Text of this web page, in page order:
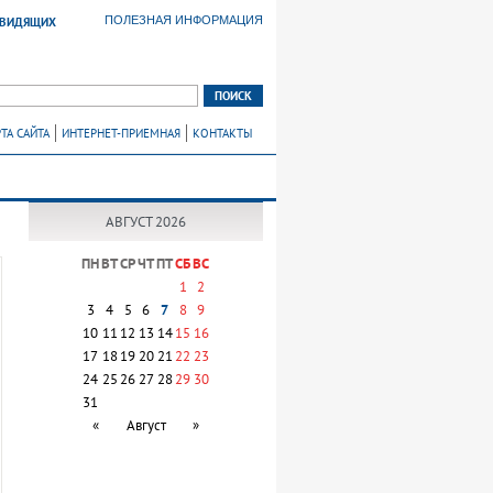
САЙТА ИНТЕРНЕТ-ПРИЕМНАЯ КОНТАКТЫ
ПОЛЕЗНАЯ ИНФОРМАЦИЯ
АВГУСТ 2026
ПНВТСРЧТПТСБВС
1
2
3
4 5 6 7 8 9
10 11 12 13 1415 16
17 18192021 22 23
24 2526272829 30
31
«
Август »